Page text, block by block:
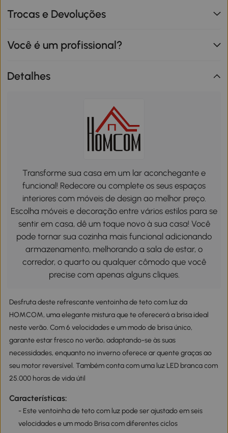
Trocas e Devoluções
Você é um profissional?
Detalhes
Transforme sua casa em um lar aconchegante e
funcional! Redecore ou complete os seus espaços
interiores com móveis de design ao melhor preço.
Escolha móveis e decoração entre vários estilos para se
sentir em casa, dê um toque novo à sua casa! Você
pode tornar sua cozinha mais funcional adicionando
armazenamento, melhorando a sala de estar, o
corredor, o quarto ou qualquer cômodo que você
precise com apenas alguns cliques.
Desfruta deste refrescante ventoinha de teto com luz da
HOMCOM, uma elegante mistura que te oferecerá a brisa ideal
neste verão. Com 6 velocidades e um modo de brisa único,
garante estar fresco no verão, adaptando-se às suas
necessidades, enquanto no inverno oferece ar quente graças ao
seu motor reversível. Também conta com uma luz LED branca com
25.000 horas de vida útil
Características:
- Este ventoinha de teto com luz pode ser ajustado em seis
velocidades e um modo Brisa com diferentes ciclos